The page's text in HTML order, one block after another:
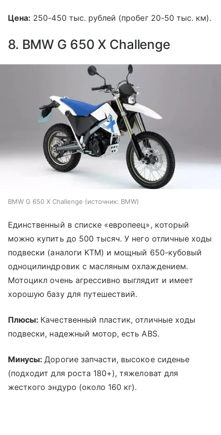
Цена: 250-450 тыс. рублей (пробег 20-50 тыс. км).
8. BMW G 650 X Challenge
BMW G 650 X Challenge источник: BMW
Единственный в списке «европеец», который
можно купить до 500 тысяч. У него отличные ходы
подвески (аналоги KTM) и мощный 650-кубовый
одноцилиндровик с масляным охлаждением.
Мотоцикл очень агрессивно выглядит и имеет
хорошую базу для путешествий.
Плюсы: Качественный пластик, отличные ходы
подвески, надежный мотор, есть ABS.
Минусы:Дорогие запчасти, высокое сиденье
(подходит для роста 180+), тяжеловат для
жесткого эндуро (около 160 кг).